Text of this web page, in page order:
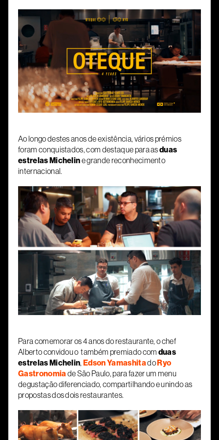
Ao longo destes anos de existência, vários prémios
foram conquistados, com destaque para asduas
estrelas Micheline grande reconhecimento
internacional.
Para comemorar os 4 anos do restaurante, o chef
Alberto convidou o também premiado com duas
estrelas Michelin,Edson YamashitadoRyo
Gastronomia de São Paulo, para fazer um menu
degustação diferenciado, compartilhando e unindo as
propostas dos dois restaurantes.